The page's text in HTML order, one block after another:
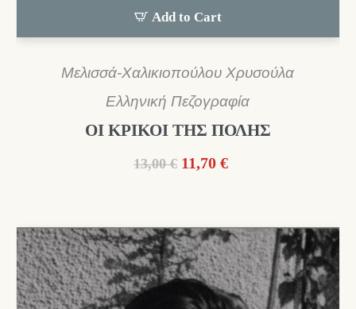
Add to Cart
Μελισσά-Χαλικιοπούλου Χρυσούλα
Ελληνική Πεζογραφία
ΟΙ ΚΡΙΚΟΙ ΤΗΣ ΠΟΛΗΣ
13,00 € Original
13,00 €.
11,70 €Η
είναι:
11,70 €.